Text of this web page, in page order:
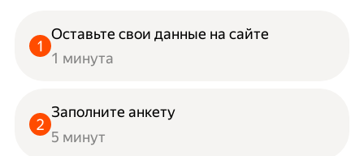
Оставьте свои данные на сайте
1 минута
Заполните анкету
5 минут